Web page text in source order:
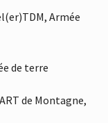
Armée
de terre
de Montagne,